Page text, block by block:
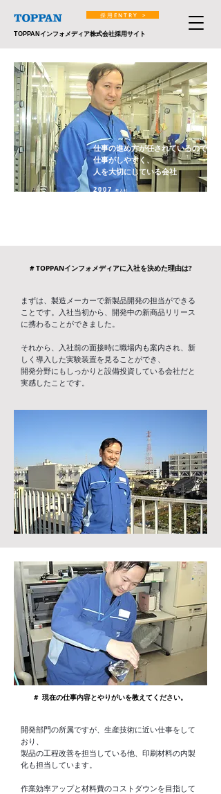
TOPPANインフォメディア株式会社採用サイト
採 用 E N T R Y >
仕事の進め方が任されているので
仕事がしやすく、
人を大切にしている会社
2 0 0 7 年 入 社
# TOPPANインフォメディアに入社を決めた理由は?
まずは、製造メーカーで新製品開発の担当ができる
ことです。入社当初から、開発中の新商品リリース
に携わることができました。
それから、入社前の面接時に職場内も案内され、新
しく導入した実験装置を見ることができ、
開発分野にもしっかりと設備投資している会社だと
実感したことです。
# 現在の仕事内容とやりがいを教えてください。
開発部門の所属ですが、生産技術に近い仕事をして
おり、
製品の工程改善を担当している他、印刷材料の内製
化も担当しています。
作業効率アップと材料費のコストダウンを目指して